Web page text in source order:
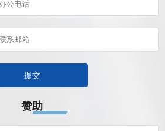
提交
赞助